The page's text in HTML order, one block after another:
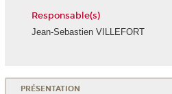
Responsable(s)
Jean-Sebastien VILLEFORT
PRÉSENTATION